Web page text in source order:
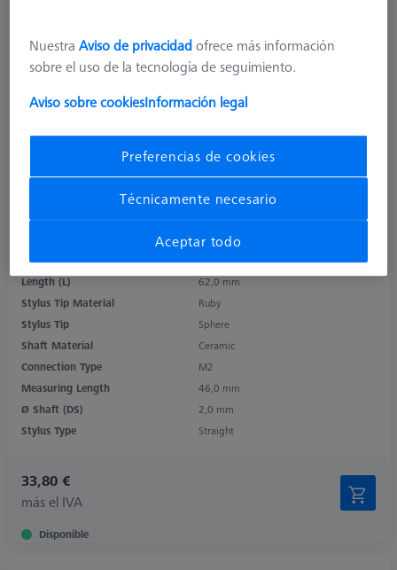
Reference Stylus
Ø Sphere (DK)
3,0 mm
Length (L)
62,0 mm
Stylus Tip Material
Ruby
Stylus Tip
Sphere
Shaft Material
Ceramic
Connection Type
M2
Measuring Length
46,0 mm
Ø Shaft (DS)
2,0 mm
Stylus Type
Straight
33,80 €
más el IVA
Disponible
NuestraAviso de privacidadofrece más información
sobre el uso de la tecnología de seguimiento.
Aviso sobre cookiesInformación legal
Preferencias de cookies
Técnicamente necesario
Aceptar todo